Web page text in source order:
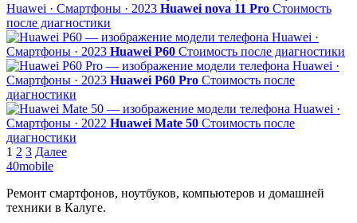
Huawei · Смартфоны · 2023 Huawei nova 11 Pro Стоимость
после диагностики
Huawei ·
Смартфоны · 2023 Huawei P60 Стоимость после диагностики
Huawei ·
Смартфоны · 2023 Huawei P60 Pro Стоимость после
диагностики
Huawei ·
Смартфоны · 2022 Huawei Mate 50 Стоимость после
диагностики
Пагинация
записей
1 2 3 Далее
40mobile
Ремонт смартфонов, ноутбуков, компьютеров и домашней
техники в Калуге.